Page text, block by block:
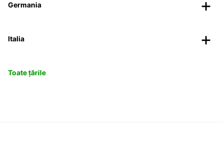
Germania
Italia
Toate țările